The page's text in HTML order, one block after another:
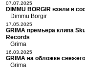
07.07.2025
DIMMU BORGIR взяли в
Dimmu Borgir
17.05.2025
GRIMA премьера клипа
Records
Grima
16.03.2025
GRIMA на обложке
Grima